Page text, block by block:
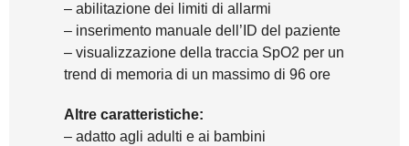
– abilitazione dei limiti di allarmi
– inserimento manuale dell’ID del paziente
– visualizzazione della traccia SpO2 per un
trend di memoria di un massimo di 96 ore
Altre caratteristiche:
– adatto agli adulti e ai bambini